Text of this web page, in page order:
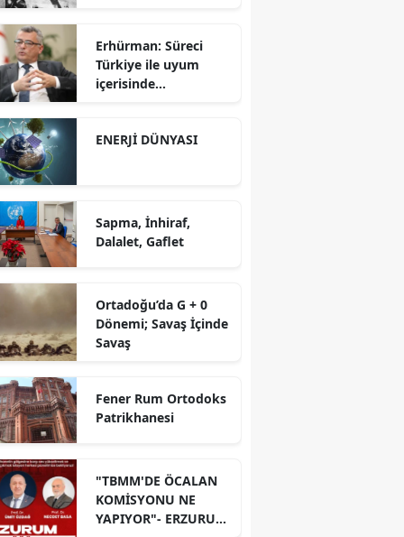
Erhürman: Süreci
Türkiye ile uyum
içerisinde
ENERJİ DÜNYASI
Sapma, İnhiraf,
Dalalet, Gaflet
Ortadoğu’da G + 0
Dönemi; Savaş İçinde
Savaş
Fener Rum Ortodoks
Patrikhanesi
"TBMM'DE ÖCALAN
KOMİSYONU NE
YAPIYOR"- ERZURUM